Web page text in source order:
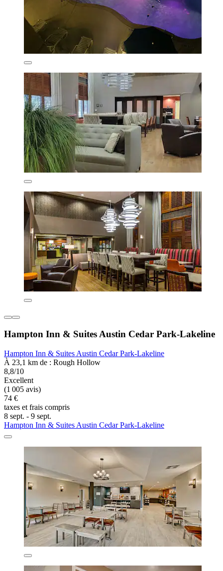
Hampton Inn & Suites Austin Cedar Park-Lakeline
Hampton Inn & Suites Austin Cedar Park-Lakeline
À 23,1 km de : Rough Hollow
8,8/10
Excellent
(1 005 avis)
74 €
taxes et frais compris
8 sept. - 9 sept.
Hampton Inn & Suites Austin Cedar Park-Lakeline